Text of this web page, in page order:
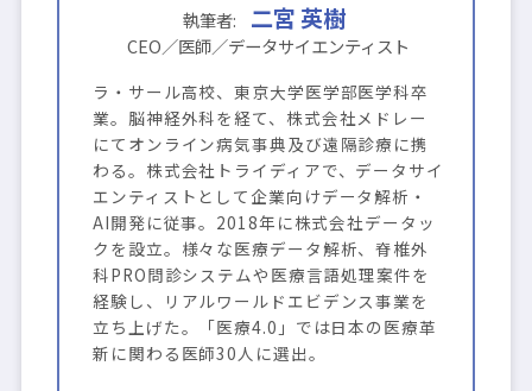
二宮 英樹
ラ・サール高校、東京大学医学部医学科卒
業。脳神経外科を経て、株式会社メドレー
にてオンライン病気事典及び遠隔診療に携
わる。株式会社トライディアで、データサイ
エンティストとして企業向けデータ解析・
AI開発に従事。2018年に株式会社データッ
クを設立。様々な医療データ解析、脊椎外
科PRO問診システムや医療言語処理案件を
経験し、リアルワールドエビデンス事業を
立ち上げた。「医療4.0」では日本の医療革
新に関わる医師30人に選出。